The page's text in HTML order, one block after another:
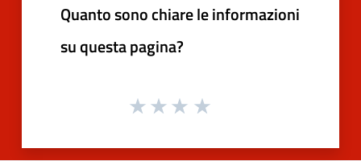
Quanto sono chiare le informazioni
su questa pagina?